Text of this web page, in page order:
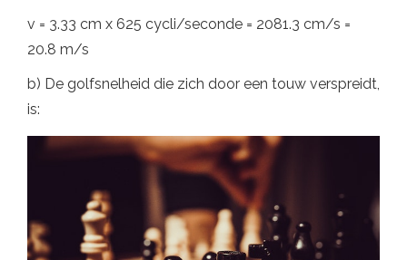
v = 3.33 cm x 625 cycli/seconde = 2081.3 cm/s =
20.8 m/s
b) De golfsnelheid die zich door een touw verspreidt,
is: